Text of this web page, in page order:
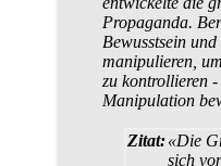
Propaganda.
Bewusstsein
manipulieren,
zu kontrollieren -
Manipulation
Zitat:«Die
sich